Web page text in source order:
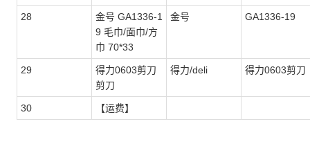
28
金号 GA1336-1
9 毛巾/面巾/方
巾 70*33
金号 GA1336-19
29
得力0603剪刀
剪刀
得力/deli 得力0603剪刀
30 【运费】